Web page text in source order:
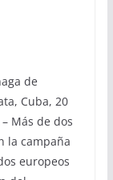
de
Cuba, 20
Más de dos
la campaña
europeos